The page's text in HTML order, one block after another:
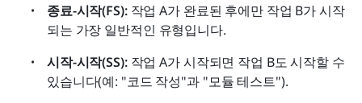
종료-시작(FS): 작업 A가 완료된 후에만 작업 B가 시작
되는 가장 일반적인 유형입니다.
시작-시작(SS): 작업 A가 시작되면 작업 B도 시작할 수
있습니다(예: "코드 작성"과 "모듈 테스트").